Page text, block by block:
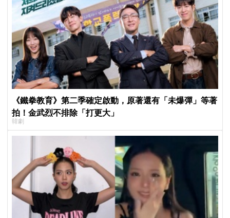
《鐵拳教育》第二季確定啟動，原著還有「未爆彈」等著
拍！金武烈不排除「打更大」
韓劇